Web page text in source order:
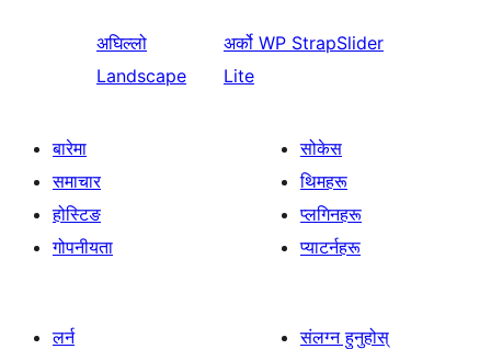
अघिल्लो
Landscape
अर्को WP StrapSlider
Lite
बारेमा
समाचार
होस्टिङ
गोपनीयता
सोकेस
थिमहरू
प्लगिनहरू
प्याटर्नहरू
लर्न
संलग्न हुनुहोस्